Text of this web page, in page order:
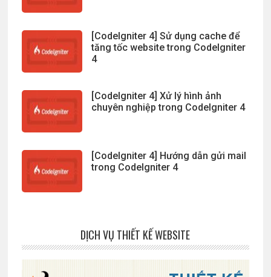
[CodeIgniter 4] Sử dụng cache để
tăng tốc website trong CodeIgniter
4
[CodeIgniter 4] Xử lý hình ảnh
chuyên nghiệp trong CodeIgniter 4
[CodeIgniter 4] Hướng dẫn gửi mail
trong CodeIgniter 4
DỊCH VỤ THIẾT KẾ WEBSITE